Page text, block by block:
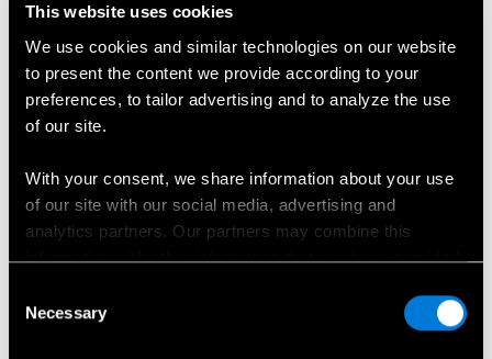
This website uses cookies
We use cookies and similar technologies on our website
to present the content we provide according to your
preferences, to tailor advertising and to analyze the use
of our site.
With your consent, we share information about your use
of our site with our social media, advertising and
analytics partners. Our partners may combine this
information with other information that you have provided
their services.
Selection
Necessary
iseloomustab digitaliseerimine. Juhiruumis
efektseimaks elemendiks on widescreen
cockpitiga armatuurlaud: kaks 12,3-tollist
ekraani, stiilsed viimistluselemendid ja uus
multifunktsionaalne rool, mis tuvastab, kui käed
veelgi funktsioonid, nagu näiteks digitaalne
tahavaatepeegel
ja MBUX liitreaalsusega
navigeerimine
.
V-klassi interjöör
Salongi silmapaistvad detailid